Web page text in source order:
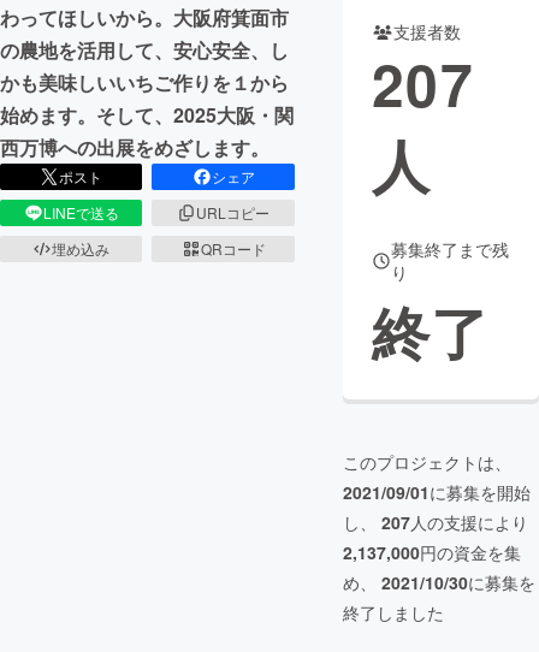
わってほしいから。大阪府箕面市
の農地を活用して、安心安全、し
かも美味しいいちご作りを１から
始めます。そして、2025大阪・関
西万博への出展をめざします。
ポスト
シェア
LINEで送る
URLコピー
埋め込み
QRコード
支援者数
207
人
募集終了まで残
り
終了
このプロジェクトは、
2021/09/01に募集を開始
し、 207人の支援により
2,137,000円の資金を集
め、 2021/10/30に募集を
終了しました